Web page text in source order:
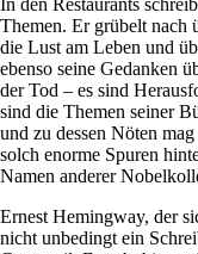
Themen. Er grübelt nach
die Lust am Leben und
ebenso seine Gedanken
der Tod – es sind
sind die Themen seiner
und zu dessen Nöten
solch enorme Spuren
Namen anderer
Ernest Hemingway, der
nicht unbedingt ein